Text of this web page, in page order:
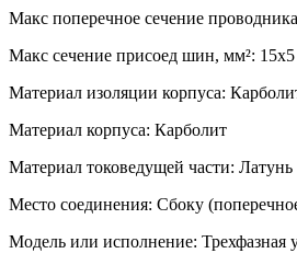
Макс поперечное сечение
Макс сечение присоед шин, мм²:
Материал изоляции корпуса:
Материал корпуса: Карболит
Материал токоведущей части: Латунь
Место соединения: Сбоку
Модель или исполнение: Трехфазная